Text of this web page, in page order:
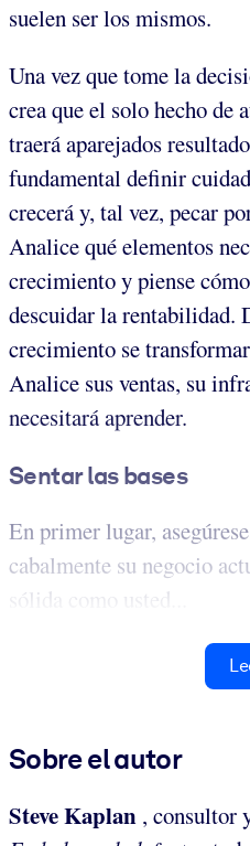
suelen ser los mismos.
Una vez que tome la
crea que el solo hecho de
traerá aparejados
fundamental definir
crecerá y, tal vez, pecar
Analice qué elementos
crecimiento y piense
descuidar la rentabilidad.
crecimiento se
Analice sus ventas, su
necesitará aprender.
Sentar las bases
En primer lugar,
cabalmente su negocio
sólida como usted...
Sobre el autor
Steve Kaplan , consultor